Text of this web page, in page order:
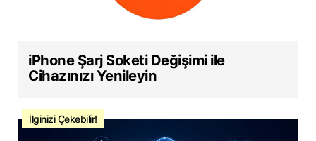
iPhone Şarj Soketi Değişimi ile
Cihazınızı Yenileyin
İlginizi Çekebilir!